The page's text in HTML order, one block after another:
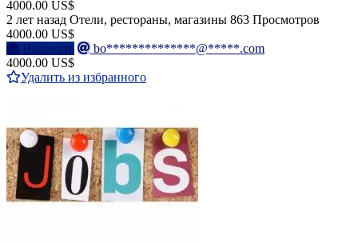
4000.00 US$
2 лет назад Отели, рестораны, магазины 863 Просмотров
4000.00 US$
Написать
bo**************@*****.com
4000.00 US$
Удалить из избранного